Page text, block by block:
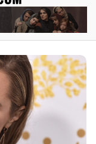
ب
ا
ک
س
آ
ف
ی
س
ا
ی